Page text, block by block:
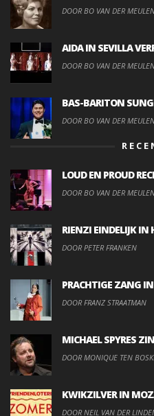
DOOR BO VAN DER
AIDA IN SEVILLA
DOOR BO VAN DER
BAS-BARITON
DOOR BO VAN DER
LOUD EN PROUD
DOOR BO VAN DER
RIENZI EINDELIJK IN
DOOR PETER FRANKEN
PRACHTIGE ZANG
DOOR FRANZ STRAATMAN
MICHAEL SPYRES
DOOR MONIQUE TEN
KWIKZILVER IN
DOOR NEIL VAN DER